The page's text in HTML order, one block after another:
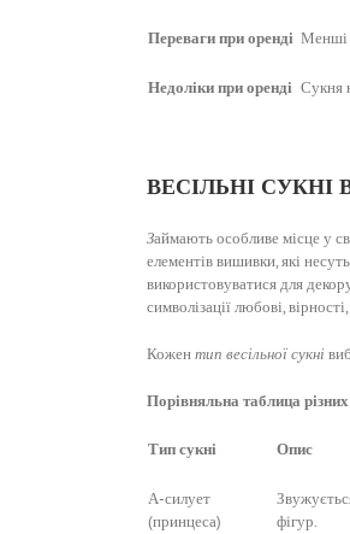
Переваги при оренді Менші
Недоліки при оренді Сукня
ВЕСІЛЬНІ СУКНІ
Займають особливе місце у
елементів вишивки, які
використовуватися для
символізації любові,
Кожентип весільної сукні
Порівняльна таблица
Тип сукні Опис
А-силует
(принцеса)
фігур.